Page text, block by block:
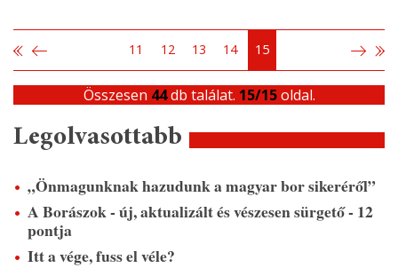
11 12 13 14 15
Összesen 44db találat. 15/15oldal.
Legolvasottabb
„Önmagunknak hazudunk a magyar bor sikeréről”
A Borászok - új, aktualizált és vészesen sürgető - 12
pontja
Itt a vége, fuss el véle?